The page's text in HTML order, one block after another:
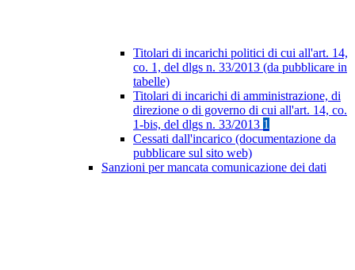
Titolari di incarichi politici di cui all'art. 14,
co. 1, del dlgs n. 33/2013 (da pubblicare in
tabelle)
Titolari di incarichi di amministrazione, di
direzione o di governo di cui all'art. 14, co.
1-bis, del dlgs n. 33/2013 1
Cessati dall'incarico (documentazione da
pubblicare sul sito web)
Sanzioni per mancata comunicazione dei dati